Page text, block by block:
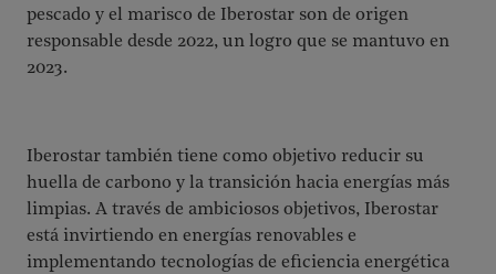
pescado y el marisco de Iberostar son de origen
responsable desde 2022, un logro que se mantuvo en
2023.
Iberostar también tiene como objetivo reducir su
huella de carbono y la transición hacia energías más
limpias. A través de ambiciosos objetivos, Iberostar
está invirtiendo en energías renovables e
implementando tecnologías de eficiencia energética